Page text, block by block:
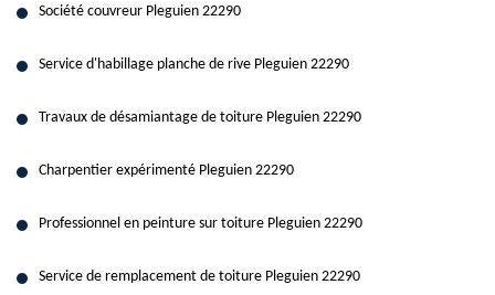
Société couvreur Pleguien 22290
Service d'habillage planche de rive Pleguien 22290
Travaux de désamiantage de toiture Pleguien 22290
Charpentier expérimenté Pleguien 22290
Professionnel en peinture sur toiture Pleguien 22290
Service de remplacement de toiture Pleguien 22290